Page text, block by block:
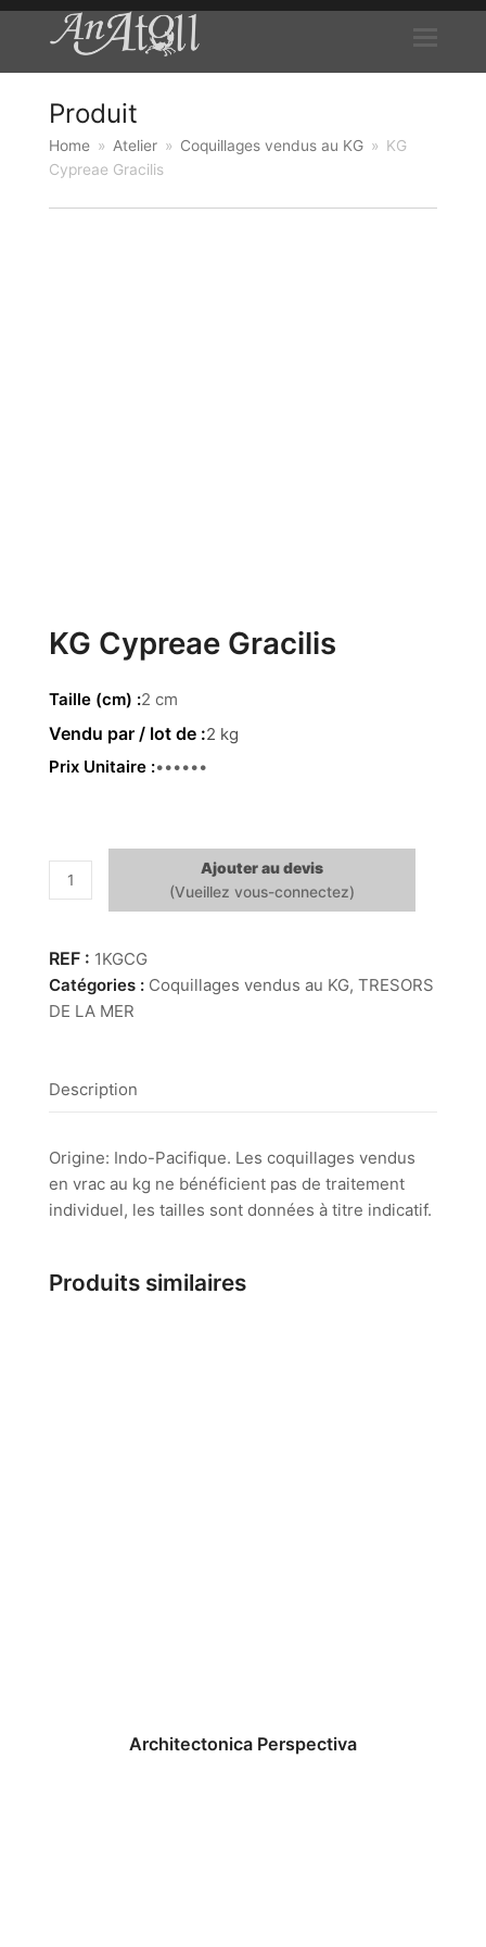
Produit
Home » Atelier » Coquillages vendus au KG » KG
Cypreae Gracilis
KG Cypreae Gracilis
Taille (cm) 2 cm
2 kg
Prix Unitaire 2.84 €
quantité
de
Cypreae
Gracilis
Ajouter au devis
1KGCG
Catégories : Coquillages vendus au KG, TRESORS
DE LA MER
Description
Origine: Indo-Pacifique. Les coquillages vendus
en vrac au kg ne bénéficient pas de traitement
individuel, les tailles sont données à titre indicatif.
Produits similaires
Architectonica Perspectiva